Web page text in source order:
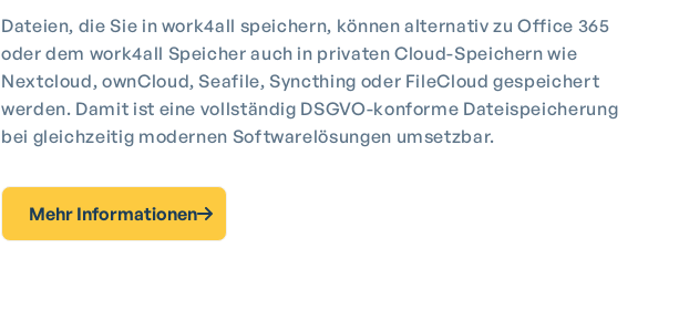
Dateien, die Sie in work4all speichern, können alternativ zu Office 365
oder dem work4all Speicher auch in privaten Cloud-Speichern wie
Nextcloud, ownCloud, Seafile, Syncthing oder FileCloud gespeichert
werden. Damit ist eine vollständig DSGVO-konforme Dateispeicherung
bei gleichzeitig modernen Softwarelösungen umsetzbar.
Mehr Informationen